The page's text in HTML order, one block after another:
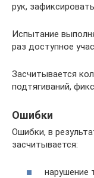
рук,
Испытание
раз доступное
Засчитывается
подтягиваний,
Ошибки
Ошибки, в
засчитывается:
нарушение